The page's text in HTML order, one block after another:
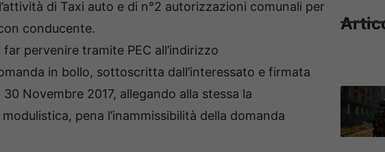
di Taxi auto e di n°2 autorizzazioni comunali per
conducente.
pervenire tramite PEC all’indirizzo
in bollo, sottoscritta dall’interessato e firmata
Novembre 2017, allegando alla stessa la
pena l’inammissibilità della domanda